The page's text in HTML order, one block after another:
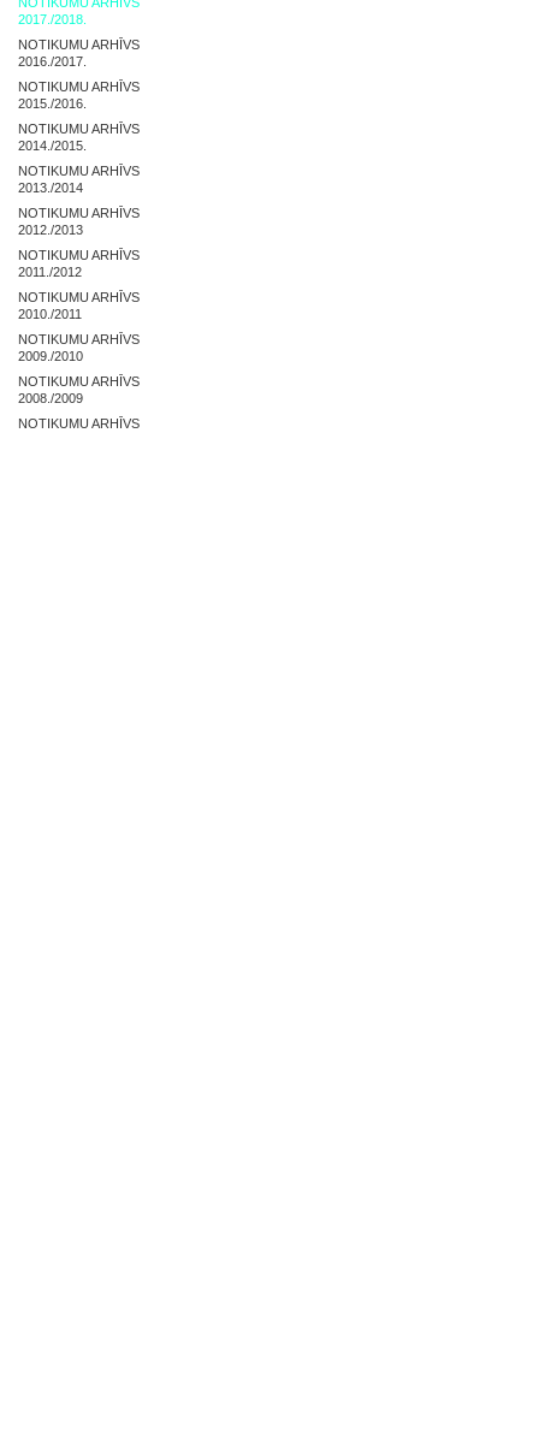
2017./2018.
NOTIKUMU ARHĪVS
2016./2017.
NOTIKUMU ARHĪVS
2015./2016.
NOTIKUMU ARHĪVS
2014./2015.
NOTIKUMU ARHĪVS
2013./2014
NOTIKUMU ARHĪVS
2012./2013
NOTIKUMU ARHĪVS
2011./2012
NOTIKUMU ARHĪVS
2010./2011
NOTIKUMU ARHĪVS
2009./2010
NOTIKUMU ARHĪVS
2008./2009
NOTIKUMU ARHĪVS